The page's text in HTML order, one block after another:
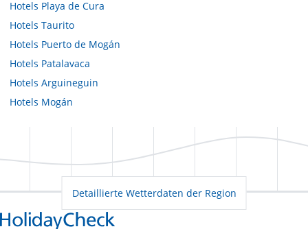
Hotels Playa de Cura
Hotels Taurito
Hotels Puerto de Mogán
Hotels Patalavaca
Hotels Arguineguin
Hotels Mogán
Detaillierte Wetterdaten der Region